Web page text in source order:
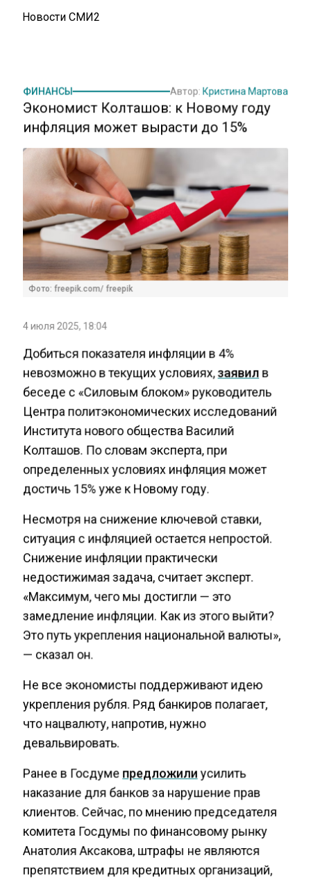
Новости СМИ2
ФИНАНСЫ Автор: Кристина Мартова
Экономист Колташов: к Новому году
инфляция может вырасти до 15%
Фото: freepik.com/ freepik
4 июля 2025, 18:04
Добиться показателя инфляции в 4%
невозможно в текущих условиях,заявил в
беседе с «Силовым блоком» руководитель
Центра политэкономических исследований
Института нового общества Василий
Колташов. По словам эксперта, при
определенных условиях инфляция может
достичь 15% уже к Новому году.
Несмотря на снижение ключевой ставки,
ситуация с инфляцией остается непростой.
Снижение инфляции практически
недостижимая задача, считает эксперт.
«Максимум, чего мы достигли — это
замедление инфляции. Как из этого выйти?
Это путь укрепления национальной валюты»,
— сказал он.
Не все экономисты поддерживают идею
укрепления рубля. Ряд банкиров полагает,
что нацвалюту, напротив, нужно
девальвировать.
Ранее в Госдуме предложилиусилить
наказание для банков за нарушение прав
клиентов. Сейчас, по мнению председателя
комитета Госдумы по финансовому рынку
Анатолия Аксакова, штрафы не являются
препятствием для кредитных организаций,